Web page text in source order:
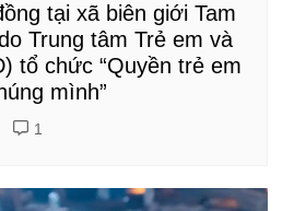
tại xã biên giới Tam
Trung tâm Trẻ em và
tổ chức “Quyền trẻ em
mình”
1